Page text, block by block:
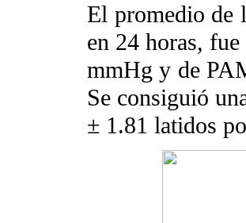
El promedio de
en 24 horas,
mmHg y de
Se consiguió
± 1.81 latidos